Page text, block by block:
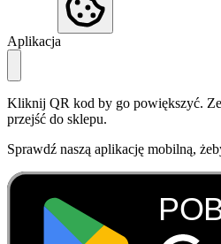
Aplikacja
Kliknij QR kod by go powiększyć.
przejść do sklepu.
Sprawdź naszą aplikację mobilną,